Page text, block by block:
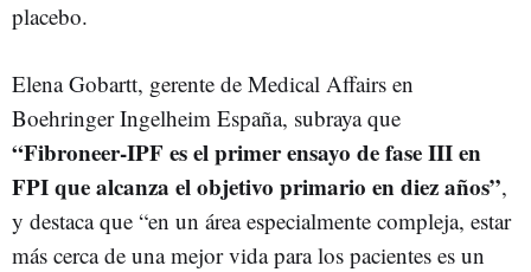
placebo.
Elena Gobartt, gerente de Medical Affairs en
Boehringer Ingelheim España, subraya que
“Fibroneer-IPF es el primer ensayo de fase III en
FPI que alcanza el objetivo primario en diez años”,
y destaca que “en un área especialmente compleja, estar
más cerca de una mejor vida para los pacientes es un